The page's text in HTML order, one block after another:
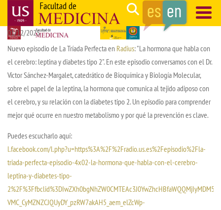
main
content
Search
Navegación
principal
01/12/2025
Nuevo episodio de La Tríada Perfecta en Radius: "La hormona que habla con
el cerebro: leptina y diabetes tipo 2". En este episodio conversamos con el Dr.
Víctor Sánchez-Margalet, catedrático de Bioquímica y Biología Molecular,
sobre el papel de la leptina, la hormona que comunica al tejido adiposo con
el cerebro, y su relación con la diabetes tipo 2. Un episodio para comprender
mejor qué ocurre en nuestro metabolismo y por qué la prevención es clave.
Puedes escucharlo aquí:
l.facebook.com/l.php?u=https%3A%2F%2Fradio.us.es%2Fepisodio%2Fla-
triada-perfecta-episodio-4x02-la-hormona-que-habla-con-el-cerebro-
leptina-y-diabetes-tipo-
VMC_CyMZNZCJQUyDY_pzRW7akAH5_aem_elZcWp-